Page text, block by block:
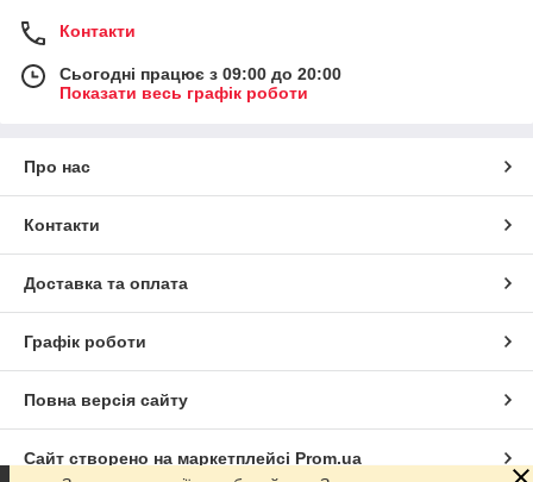
Контакти
Сьогодні працює з 09:00 до 20:00
Показати весь графік роботи
Про нас
Контакти
Доставка та оплата
Графік роботи
Повна версія сайту
Сайт створено на маркетплейсі Prom.ua